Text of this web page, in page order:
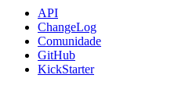
API
ChangeLog
Comunidade
GitHub
KickStarter